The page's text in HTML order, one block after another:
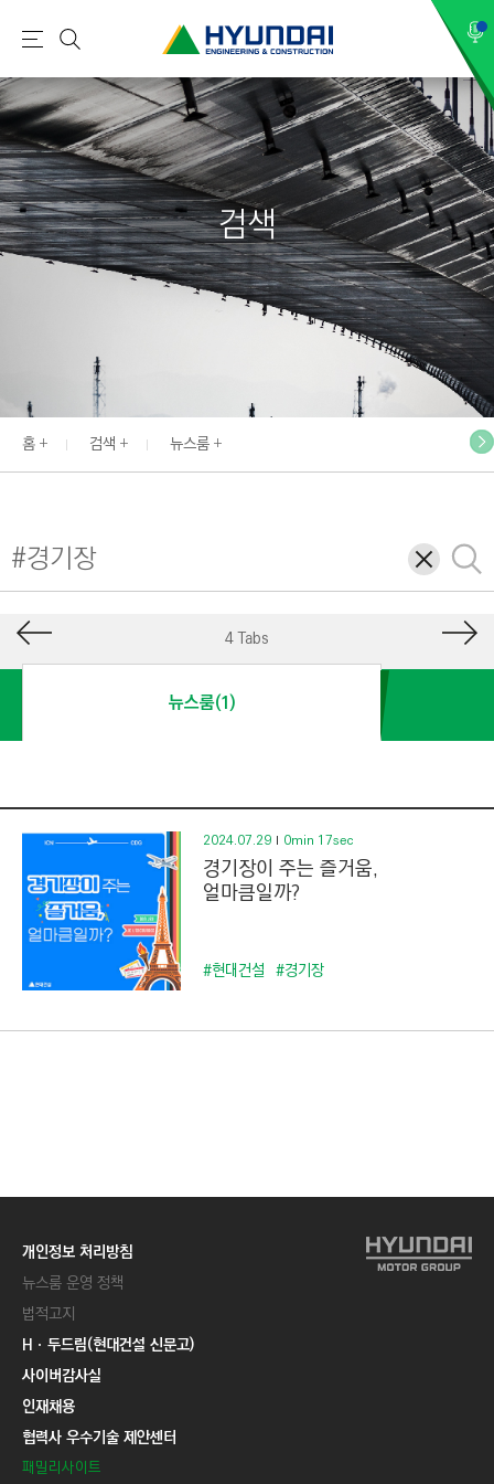
현
건
설
(
H
Y
U
N
E
N
I
N
O
N
S
T
R
U
C
메
뉴
검
색
검색
홈 검색 뉴스룸
삭
제
검
색
4 Tabs
뉴스룸(1)
2024.07.29 0min 17sec
경기장이 주는 즐거움,
얼마큼일까?
#현대건설 #경기장
개인정보 처리방침
뉴스룸 운영 정책
법적고지
Hㆍ두드림(현대건설 신문고)
사이버감사실
인재채용
협력사 우수기술 제안센터
패밀리사이트